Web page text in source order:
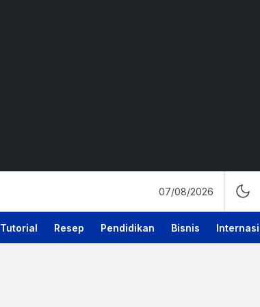
07/08/2026
Tutorial Resep Pendidikan Bisnis